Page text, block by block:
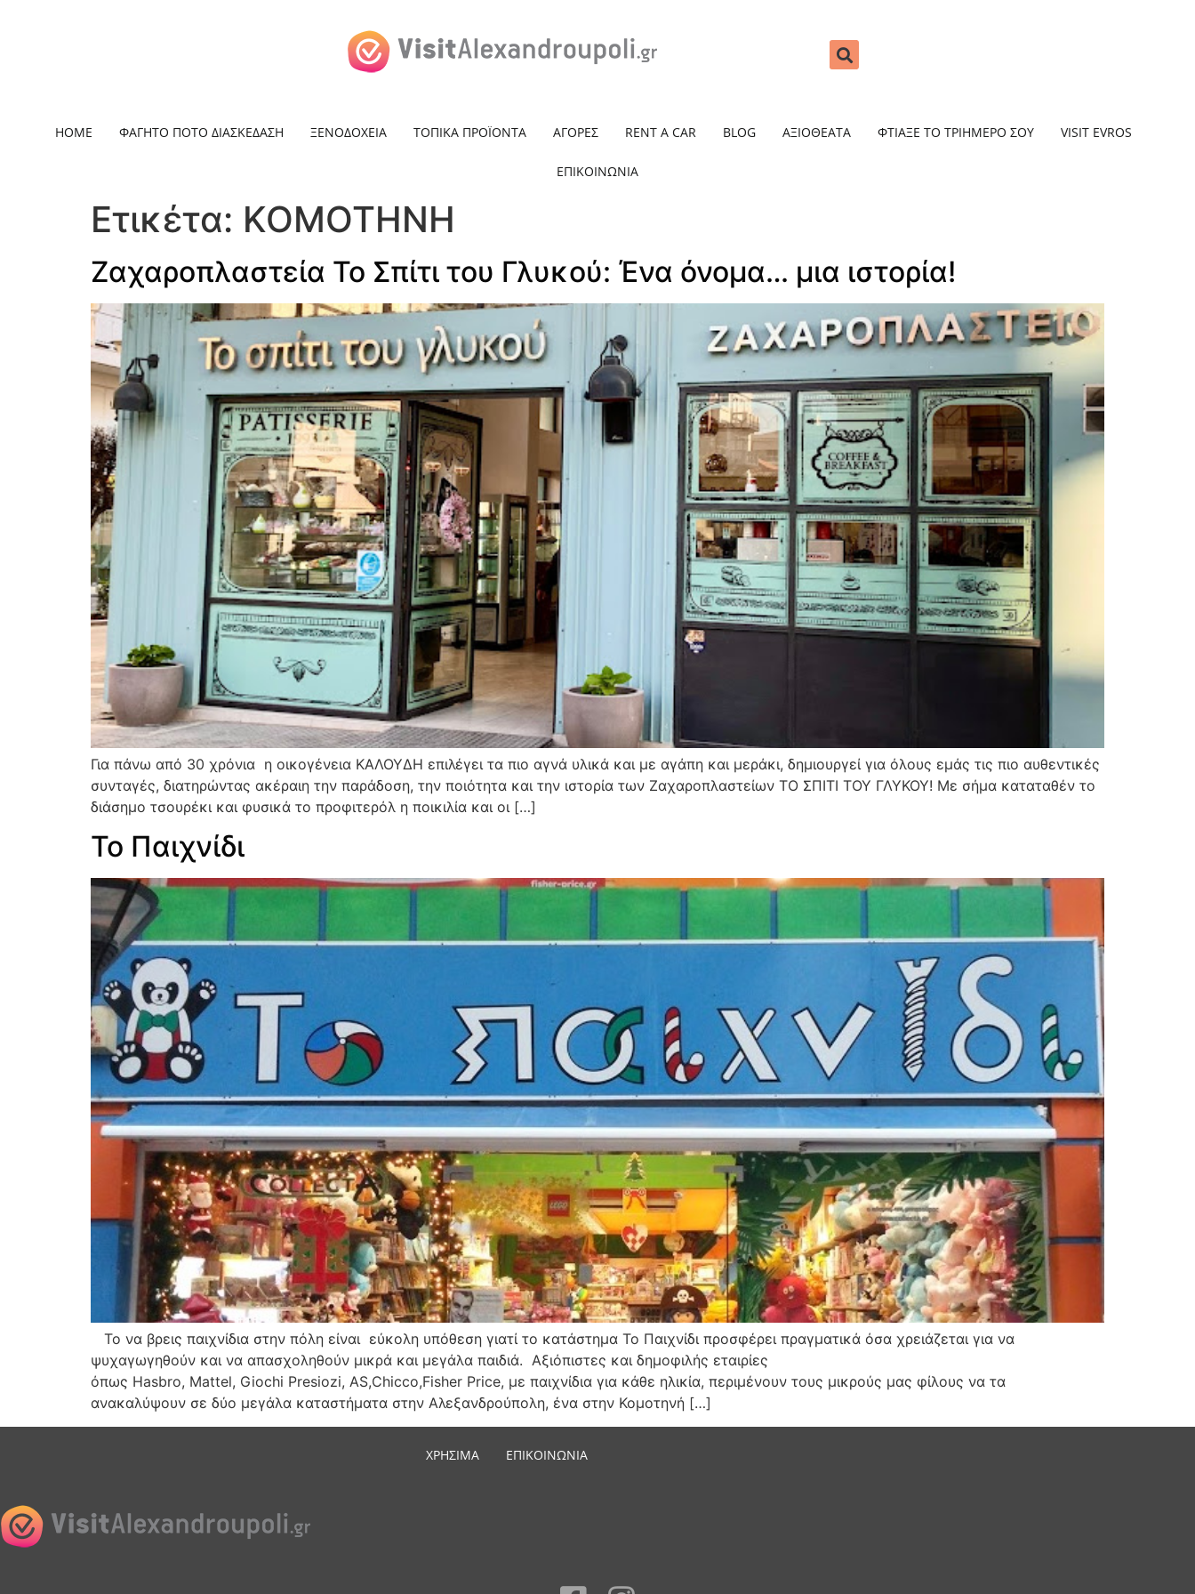
HOME ΦΑΓΗΤΟ ΠΟΤΟ ΔΙΑΣΚΕΔΑΣΗ ΞΕΝΟΔΟΧΕΙΑ ΤΟΠΙΚΑ ΠΡΟΪΟΝΤΑ ΑΓΟΡΕΣ RENT A CAR BLOG ΑΞΙΟΘΕΑΤΑ ΦΤΙΑΞΕ ΤΟ ΤΡΙΗΜΕΡΟ ΣΟΥ VISIT EVROS
ΕΠΙΚΟΙΝΩΝΙΑ
Ετικέτα: ΚΟΜΟΤΗΝΗ
Ζαχαροπλαστεία Το Σπίτι του Γλυκού: Ένα όνομα… μια ιστορία!
Για πάνω από 30 χρόνια η οικογένεια ΚΑΛΟΥΔΗ επιλέγει τα πιο αγνά υλικά και με αγάπη και μεράκι, δημιουργεί για όλους εμάς τις πιο αυθεντικές
συνταγές, διατηρώντας ακέραιη την παράδοση, την ποιότητα και την ιστορία των Ζαχαροπλαστείων ΤΟ ΣΠΙΤΙ ΤΟΥ ΓΛΥΚΟΥ! Με σήμα καταταθέν το
διάσημο τσουρέκι και φυσικά το προφιτερόλ η ποικιλία και οι […]
Το Παιχνίδι
Το να βρεις παιχνίδια στην πόλη είναι εύκολη υπόθεση γιατί το κατάστημα Το Παιχνίδι προσφέρει πραγματικά όσα χρειάζεται για να
ψυχαγωγηθούν και να απασχοληθούν μικρά και μεγάλα παιδιά. Αξιόπιστες και δημοφιλής εταιρίες
όπως Hasbro, Mattel, Giochi Presiozi, AS,Chicco,Fisher Price, με παιχνίδια για κάθε ηλικία, περιμένουν τους μικρούς μας φίλους να τα
ανακαλύψουν σε δύο μεγάλα καταστήματα στην Αλεξανδρούπολη, ένα στην Κομοτηνή […]
ΧΡΗΣΙΜΑ ΕΠΙΚΟΙΝΩΝΙΑ